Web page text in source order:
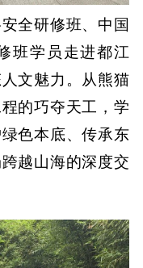
全研修班、中国
班学员走进都江
文魅力。从熊猫
的巧夺天工，学
色本底、传承东
越山海的深度交